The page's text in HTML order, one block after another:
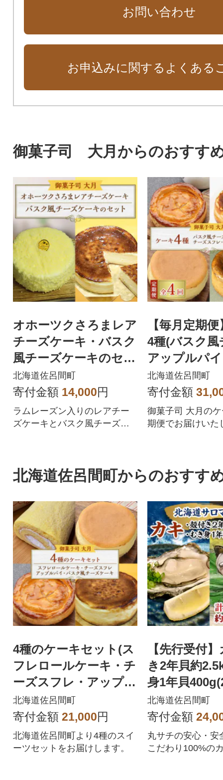
お問い合わせ
お申込みに関するよくある
御菓子司 大月からのおすす
オホーツクさろまレア
チーズケーキ・バスク
風チーズケーキのセッ
ト(各約12cm)
北海道佐呂間町
寄付金額 14,000円
ラムレーズン入りのレアチー
ズケーキとバスク風チーズケ
【毎月定期
4種(バスク風
アップルパ
スフレ・チ
チーズ)全4回
北海道佐呂間町
寄付金額
御菓子司 大月の
期便でお届けいた
北海道佐呂間町からのおすす
4種のケーキセット(ス
フレロールケーキ・チ
ーズスフレ・アップル
パイ・バスク風チーズ
ケーキ)
北海道佐呂間町
寄付金額 21,000円
北海道佐呂間町より4種のスイ
ーツセットをお届けします。
【先行受付
き2年貝約
身1年貝
パック×2) セ
北海道佐呂間町
寄付金額
丸サチの安心・安
こだわり100%の